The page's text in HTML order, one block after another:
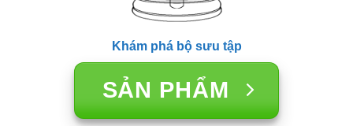
Khám phá bộ sưu tập
SẢN PHẨM